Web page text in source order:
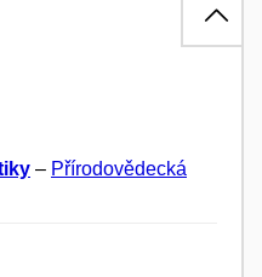
– Přírodovědecká